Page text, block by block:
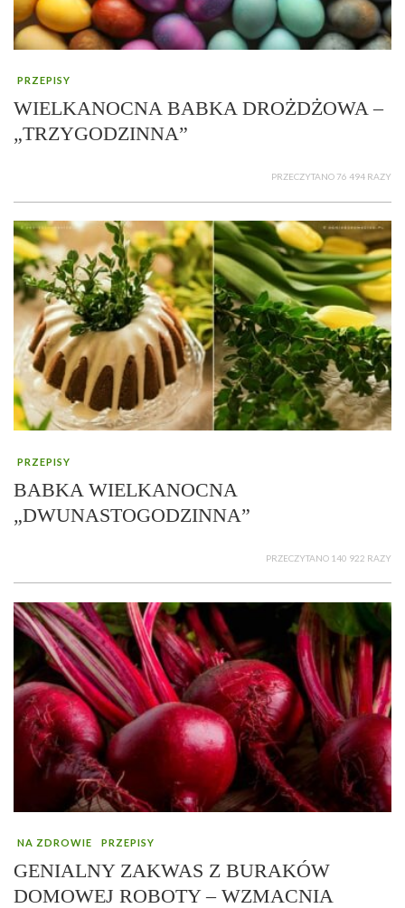
PRZEPISY
WIELKANOCNA BABKA DROŻDŻOWA –
„TRZYGODZINNA”
PRZECZYTANO 76 494 RAZY
PRZEPISY
BABKA WIELKANOCNA
„DWUNASTOGODZINNA”
PRZECZYTANO 140 922 RAZY
NA ZDROWIE PRZEPISY
GENIALNY ZAKWAS Z BURAKÓW
DOMOWEJ ROBOTY – WZMACNIA